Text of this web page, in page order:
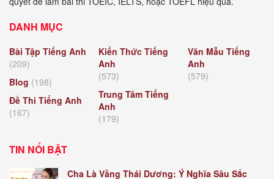
DANH MỤC
Bài Tập Tiếng Anh
(209)
Blog (198)
Đề Thi Tiếng Anh
(167)
Kiến Thức Tiếng
Anh
(573)
Trung Tâm Tiếng
Anh
(179)
Văn Mẫu Tiếng
Anh
(579)
TIN NỔI BẬT
Cha Là Vầng Thái Dương: Ý Nghĩa Sâu Sắc